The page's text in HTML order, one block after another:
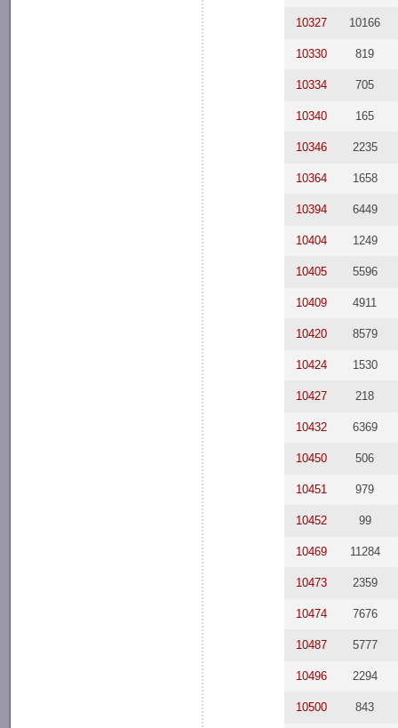
10327 10166
10330 819
10334 705
10340 165
10346 2235
10364 1658
10394 6449
10404 1249
10405 5596
10409 4911
10420 8579
10424 1530
10427 218
10432 6369
10450 506
10451 979
10452 99
10469 11284
10473 2359
10474 7676
10487 5777
10496 2294
10500 843